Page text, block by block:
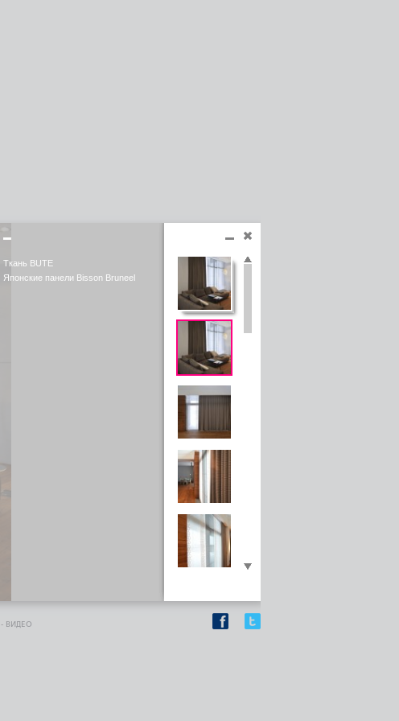
Ткань BUTE
Японские панели Bisson Bruneel
- ВИДЕО